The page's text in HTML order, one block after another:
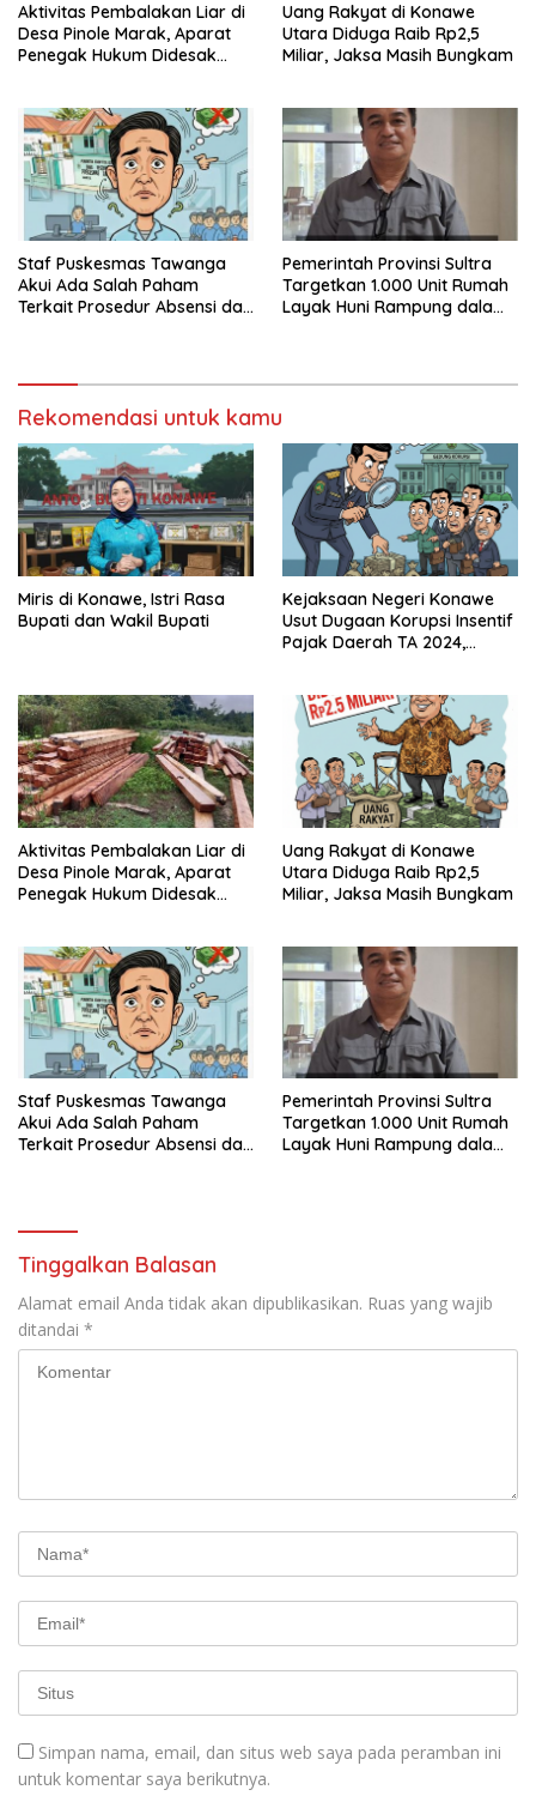
Aktivitas Pembalakan Liar di
Desa Pinole Marak, Aparat
Penegak Hukum Didesak
Uang Rakyat di Konawe
Utara Diduga Raib Rp2,5
Miliar, Jaksa Masih Bungkam
Staf Puskesmas Tawanga
Akui Ada Salah Paham
Terkait Prosedur Absensi dan
Pemerintah Provinsi Sultra
Targetkan 1.000 Unit Rumah
Layak Huni Rampung dalam
Rekomendasi untuk kamu
Miris di Konawe, Istri Rasa
Bupati dan Wakil Bupati
Kejaksaan Negeri Konawe
Usut Dugaan Korupsi Insentif
Pajak Daerah TA 2024,
Aktivitas Pembalakan Liar di
Desa Pinole Marak, Aparat
Penegak Hukum Didesak
Uang Rakyat di Konawe
Utara Diduga Raib Rp2,5
Miliar, Jaksa Masih Bungkam
Staf Puskesmas Tawanga
Akui Ada Salah Paham
Terkait Prosedur Absensi dan
Pemerintah Provinsi Sultra
Targetkan 1.000 Unit Rumah
Layak Huni Rampung dalam
Tinggalkan Balasan
Alamat email Anda tidak akan dipublikasikan. Ruas yang wajib
ditandai *
Simpan nama, email, dan situs web saya pada peramban ini
untuk komentar saya berikutnya.